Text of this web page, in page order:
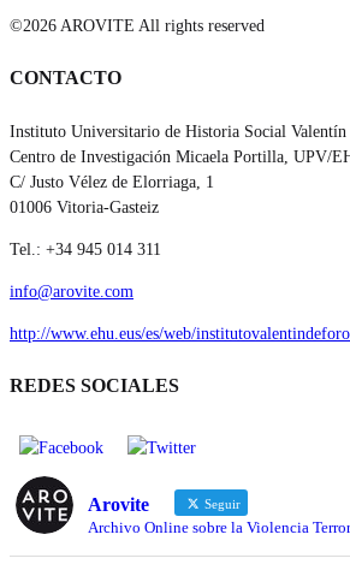
©2026 AROVITE All rights reserved
CONTACTO
Instituto Universitario de Historia Social Valentín
Centro de Investigación Micaela Portilla, UPV/
C/ Justo Vélez de Elorriaga, 1
01006 Vitoria-Gasteiz
Tel.: +34 945 014 311
info@arovite.com
http://www.ehu.eus/es/web/
REDES SOCIALES
Arovite Seguir
Archivo Online sobre la Violencia